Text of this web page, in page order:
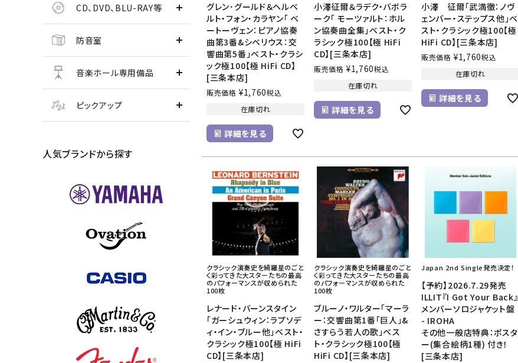
CD、DVD、BLU-RAY等
防音室
音楽ホール専用備品
ピックアップ
人気ブランドから探す
グレン･グールド＆ヘルベ
ルト・フォン・カラヤン「 ベ
ートーヴェン：ピアノ協奏
曲第3番&シベリウス：交
響曲第5番」ベスト・クラシ
ック極100【極 HiFi CD】
[三条本店]
販売価格 ¥1,760税込
在庫切れ
詳細を見る
小澤征爾＆ラデク・バボラ
ーク「 モーツァルト：ホル
ン協奏曲全集」ベスト・ク
ラシック極100【極 HiFi
CD】[三条本店]
販売価格 ¥1,760税込
在庫切れ
詳細を見る
小澤 征爾「武満徹：ノヴ
ェンバー・ステップス他」ベ
スト・クラシック極100【極
HiFi CD】[三条本店]
販売価格 ¥1,760税込
在庫切れ
詳細を見る
クラシック演奏史を綺羅星のごと
く彩ってきた大スターたちの最高
のパフォーマンスが収められた
100枚
レナード・バーンスタイン
「ガーシュウィン：ラプソデ
ィ・イン・ブルー他」ベスト・
クラシック極100【極 HiFi
CD】[三条本店]
クラシック演奏史を綺羅星のごと
く彩ってきた大スターたちの最高
のパフォーマンスが収められた
100枚
ブルーノ・ワルター「マーラ
ー：交響曲第1番「巨人」&
さすらう若人の歌」ベス
ト・クラシック極100【極
HiFi CD】[三条本店]
Japan 2nd Single発売決定！
【予約】2026.7.29発売
ILLIT『I Got Your Back』
メンバーソロジャケット盤
- IROHA
その他一般店特典：ポスタ
ー(集合絵柄1種) 付き！
[三条本店]